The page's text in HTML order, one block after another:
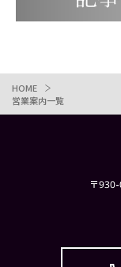
HOME
営業案内一覧
〒